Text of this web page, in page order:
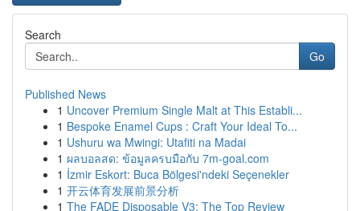
Search
Go
Published News
1 Uncover Premium Single Malt at This Establi...
1 Bespoke Enamel Cups : Craft Your Ideal To...
1 Ushuru wa Mwingi: Utafiti na Madai
1 ผลบอลสด: ข้อมูลครบมือกับ 7m-goal.com
1 İzmir Eskort: Buca Bölgesi'ndeki Seçenekler
1 开云体育发展前景分析
1 The FADE Disposable V3: The Top Review